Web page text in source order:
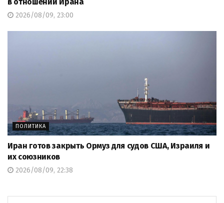
в отношении Ирана
2026/08/09, 23:00
ПОЛИТИКА
Иран готов закрыть Ормуз для судов США, Израиля и
их союзников
2026/08/09, 22:38